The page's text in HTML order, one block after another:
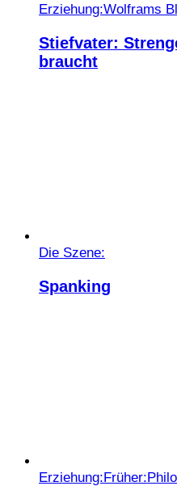
Erziehung:Wolframs
Stiefvater:
braucht
Die Szene:
Spanking
Erziehung:Früher: